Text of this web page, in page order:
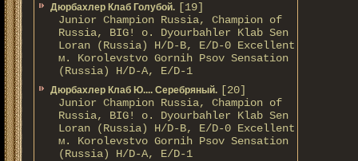
Дюрбахлер Клаб Голубой. [19]
Junior Champion Russia, Champion of
Russia, BIG! о. Dyourbahler Klab Sen
Loran (Russia) H/D-B, E/D-0 Excellent
м. Korolevstvo Gornih Psov Sensation
(Russia) H/D-A, E/D-1
Дюрбахлер Клаб Ю.... Серебряный. [20]
Junior Champion Russia, Champion of
Russia, BIG! о. Dyourbahler Klab Sen
Loran (Russia) H/D-B, E/D-0 Excellent
м. Korolevstvo Gornih Psov Sensation
(Russia) H/D-A, E/D-1